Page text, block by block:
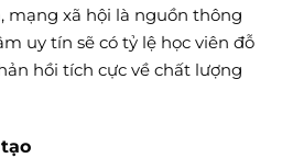
mạng xã hội là nguồn thông
uy tín sẽ có tỷ lệ học viên đỗ
hồi tích cực về chất lượng